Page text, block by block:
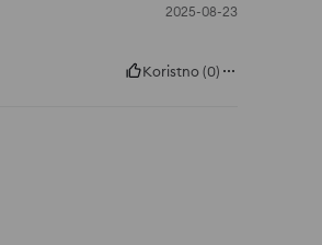
2025-08-23
Koristno(0)